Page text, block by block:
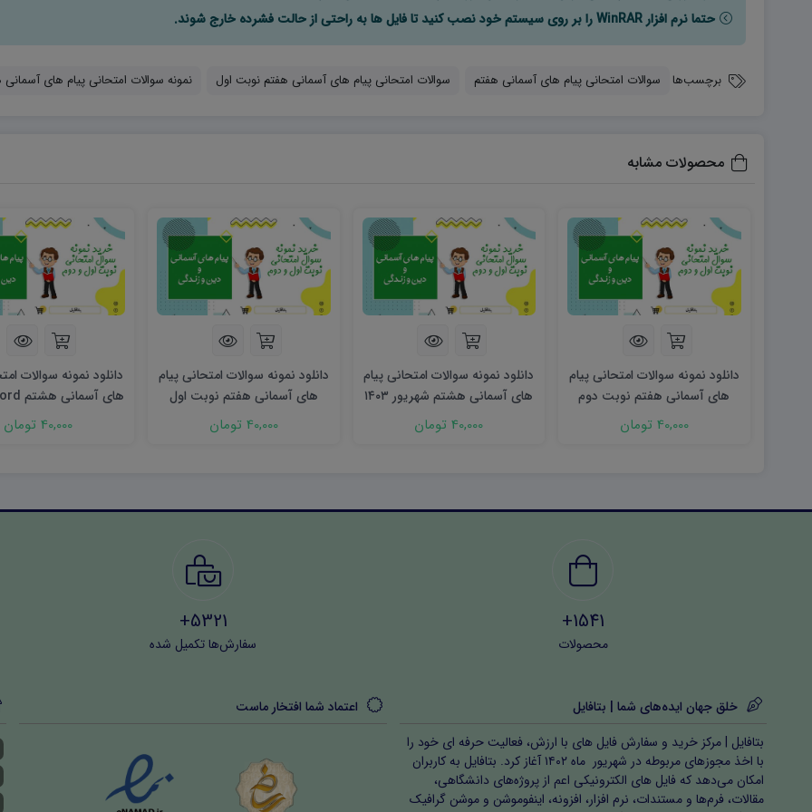
حتما نرم افزار WinRAR را بر روی سیستم خود نصب کنید تا فایل ها به راحتی از حالت فشرده خارج شوند.
برچسب‌ها سوالات امتحانی پیام های آسمانی هفتم سوالات امتحانی پیام های آسمانی هفتم نوبت اول نمونه سوالات امتحانی پیام های آسمانی
محصولات مشابه
دانلود نمونه سوالات امتحانی پیام
های آسمانی هفتم نوبت دوم
۱۴۰۵ word
40,000 تومان
دانلود نمونه سوالات امتحانی پیام
های آسمانی هشتم شهریور ۱۴۰۳
word40,000 تومان
دانلود نمونه سوالات امتحانی پیام
های آسمانی هفتم نوبت اول
۱۴۰۳ word
40,000 تومان
دانلود نمونه سوالات
دوم) ۱۴۰۳
40,000 تومان
1541+
محصولات
5321+
سفارش‌ها تکمیل شده
خلق جهان ایده‌های شما | بتافایل
بتافایل | مرکز خرید و سفارش فایل های با ارزش، فعالیت حرفه ای خود را
با اخذ مجوزهای مربوطه در شهریور ماه ۱۴۰۲ آغاز کرد. بتافایل به کاربران
امکان می‌دهد که فایل های الکترونیکی اعم از پروژه‌های دانشگاهی،
مقالات، فرم‌ها و مستندات، نرم افزار، افزونه، اینفوموشن و موشن گرافیک
اعتماد شما افتخار ماست